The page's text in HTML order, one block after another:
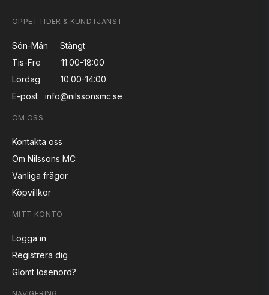
ÖPPETTIDER & KUNDTJÄNST
Sön-Mån
Stängt
Tis-Fre
11:00-18:00
Lördag
10:00-14:00
E-post
info@nilssonsmc.se
OM OSS
Kontakta oss
Om Nilssons MC
Vanliga frågor
Köpvillkor
MITT KONTO
Logga in
Registrera dig
Glömt lösenord?